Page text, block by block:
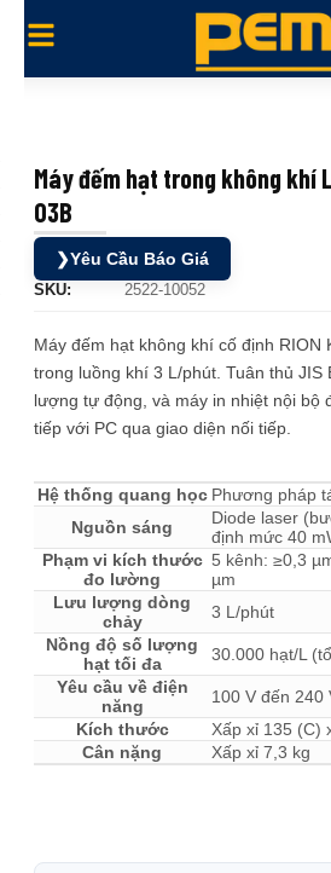
Máy đếm hạt trong không khí
03B
❯Yêu Cầu Báo Giá
SKU: 2522-10052
Máy đếm hạt không khí cố định RION
trong luồng khí 3 L/phút. Tuân thủ JIS
lượng tự động, và máy in nhiệt nội bộ
tiếp với PC qua giao diện nối tiếp.
Hệ thống quang học Phương pháp
Nguồn sáng
Diode laser
định mức 40
Phạm vi kích thước
đo lường
5 kênh: ≥0,3
µm
Lưu lượng dòng
chảy
3 L/phút
Nồng độ số lượng
hạt tối đa
30.000 hạt/L
Yêu cầu về điện
năng
100 V đến 240
Kích thước
Xấp xỉ 135 (C)
Cân nặng
Xấp xỉ 7,3 kg